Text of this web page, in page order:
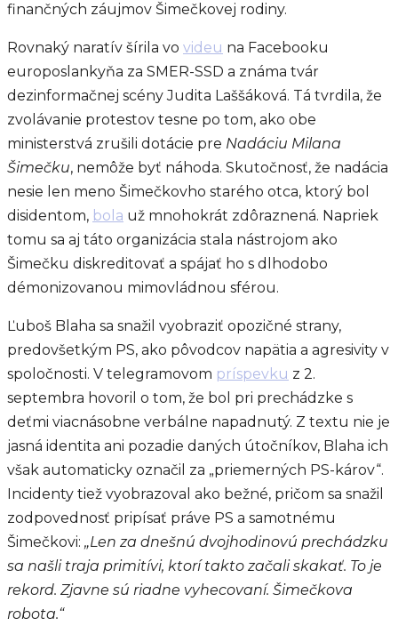
finančných záujmov Šimečkovej rodiny.
Rovnaký naratív šírila vo videu na Facebooku
europoslankyňa za SMER-SSD a známa tvár
dezinformačnej scény Judita Laššáková. Tá tvrdila, že
zvolávanie protestov tesne po tom, ako obe
ministerstvá zrušili dotácie pre Nadáciu Milana
Šimečku, nemôže byť náhoda. Skutočnosť, že nadácia
nesie len meno Šimečkovho starého otca, ktorý bol
disidentom, bola už mnohokrát zdôraznená. Napriek
tomu sa aj táto organizácia stala nástrojom ako
Šimečku diskreditovať a spájať ho s dlhodobo
démonizovanou mimovládnou sférou.
Ľuboš Blaha sa snažil vyobraziť opozičné strany,
predovšetkým PS, ako pôvodcov napätia a agresivity v
spoločnosti. V telegramovom príspevku z 2.
septembra hovoril o tom, že bol pri prechádzke s
deťmi viacnásobne verbálne napadnutý. Z textu nie je
jasná identita ani pozadie daných útočníkov, Blaha ich
však automaticky označil za „priemerných PS-károv“.
Incidenty tiež vyobrazoval ako bežné, pričom sa snažil
zodpovednosť pripísať práve PS a samotnému
Šimečkovi: „Len za dnešnú dvojhodinovú prechádzku
sa našli traja primitívi, ktorí takto začali skakať. To je
rekord. Zjavne sú riadne vyhecovaní. Šimečkova
robota.“